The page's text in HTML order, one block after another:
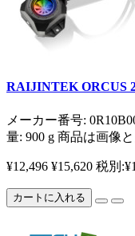
RAIJINTEK ORCUS
メーカー番号:
量: 900 g 商品は画像
¥12,496 ¥15,620 税別
カートに入れる